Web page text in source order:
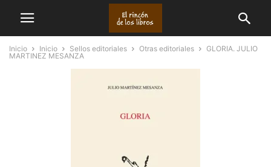
Inicio Inicio Sellos editoriales Otras editoriales
GLORIA. JULIO
MARTINEZ MESANZA